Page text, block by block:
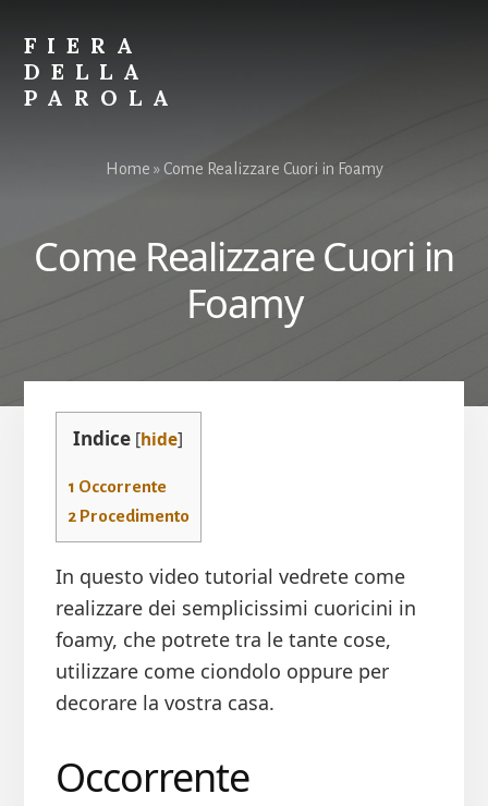
content
primary
sidebar
FIERA
DELLA
PAROLA
Home » Come Realizzare Cuori in Foamy
Come Realizzare Cuori in
Foamy
Indice [hide]
1 Occorrente
2Procedimento
In questo video tutorial vedrete come
realizzare dei semplicissimi cuoricini in
foamy, che potrete tra le tante cose,
utilizzare come ciondolo oppure per
decorare la vostra casa.
Occorrente